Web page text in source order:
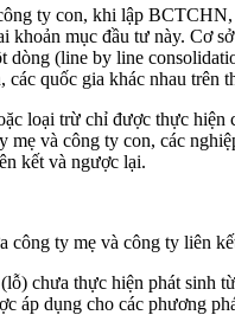
ty con, khi lập
mục đầu tư này. Cơ
dòng (line by line
quốc gia khác nhau trên
loại trừ chỉ được thực
và công ty con, các
kết và ngược lại.
công ty mẹ và công ty liên
chưa thực hiện phát sinh
áp dụng cho các phương